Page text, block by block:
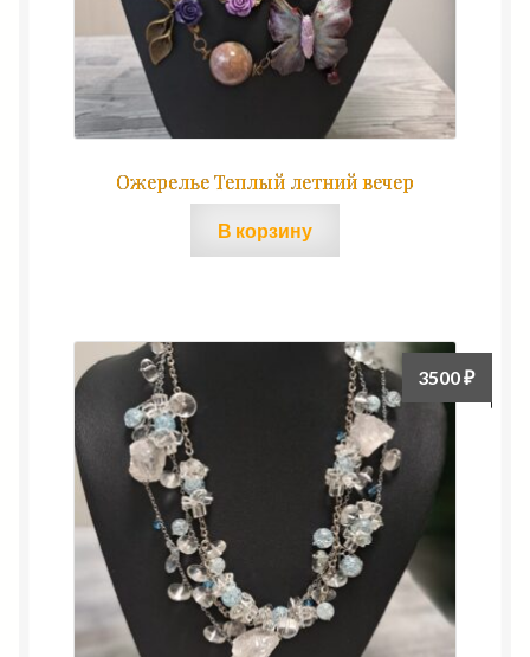
Ожерелье Теплый летний вечер
В корзину
3500₽